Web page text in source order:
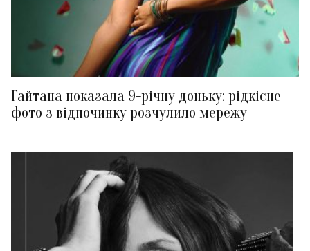
Гайтана показала 9-річну доньку: рідкісне
фото з відпочинку розчулило мережу